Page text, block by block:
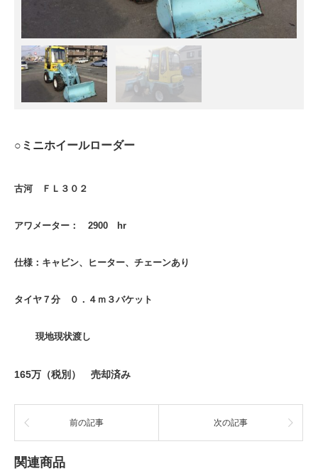
○ミニホイールローダー
古河 ＦＬ３０２
アワメーター： 2900 hr
仕様：キャビン、ヒーター、チェーンあり
タイヤ７分 ０．４ｍ３バケット
現地現状渡し
165万（税別） 売却済み
前の記事 次の記事
関連商品